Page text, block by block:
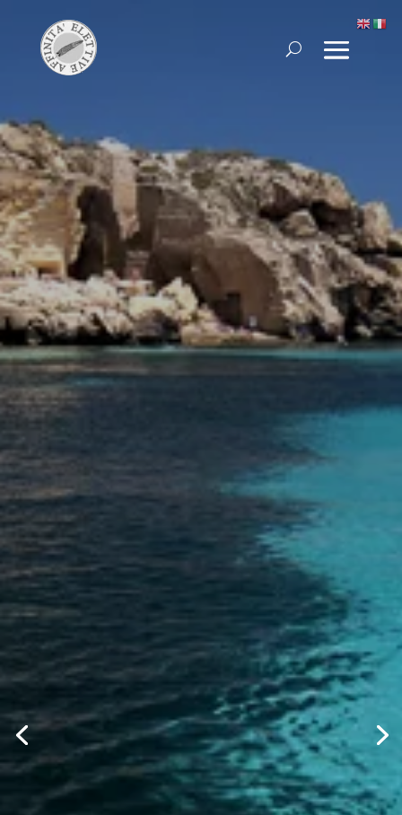
Favignana
Cala del Bue Marino – Fotografia
di Martino Motti